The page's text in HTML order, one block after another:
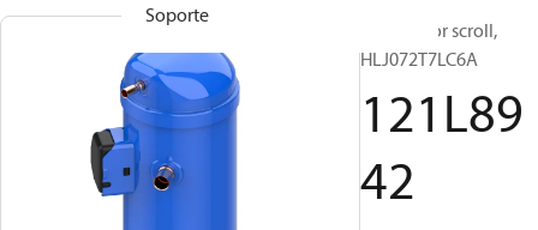
Soporte
Compresor scroll,
HLJ072T7LC6A
121L89
42